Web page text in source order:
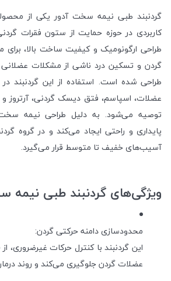
گردنبند طبی نیمه سخت آدور یکی از
کاربردی در حوزه حمایت از ستون فقرات
طراحی ارگونومیک و کیفیت ساخت بالا،
گردن و تسکین درد ناشی از مشکلات عضلانی
طراحی شده است. استفاده از این گردنبند
عضلات، اسپاسم، فتق دیسک گردنی، آرتروز
توصیه می‌شود. به دلیل طراحی نیمه
پایداری و راحتی ایجاد می‌کند و در گروه
آسیب‌های خفیف تا متوسط قرار می‌گیرد.
ویژگی‌های گردنبند طبی نیمه
محدودسازی دامنه حرکتی گردن:
این گردنبند با کنترل حرکات غیرضروری،
عضلات گردن جلوگیری می‌کند و روند